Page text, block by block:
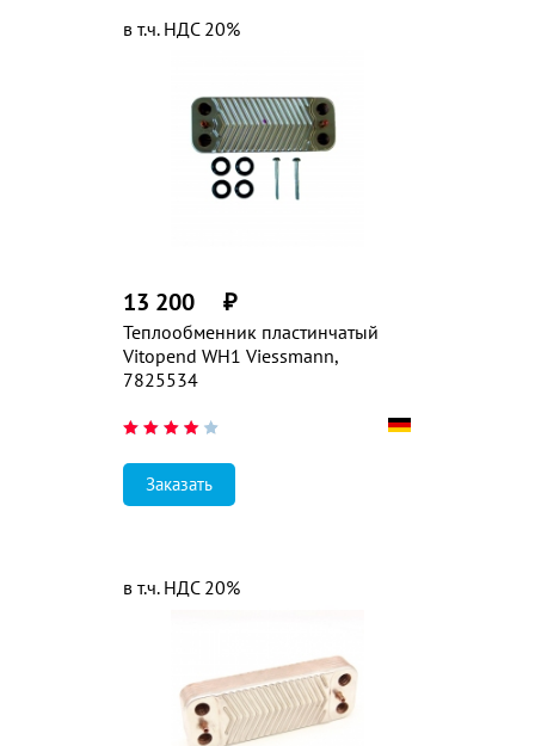
Теплообменник пластинчатый
Vitopend WH1 Viessmann,
7825534
13 200 ₽
в т.ч. НДС 20%
Заказать
в т.ч. НДС 20%